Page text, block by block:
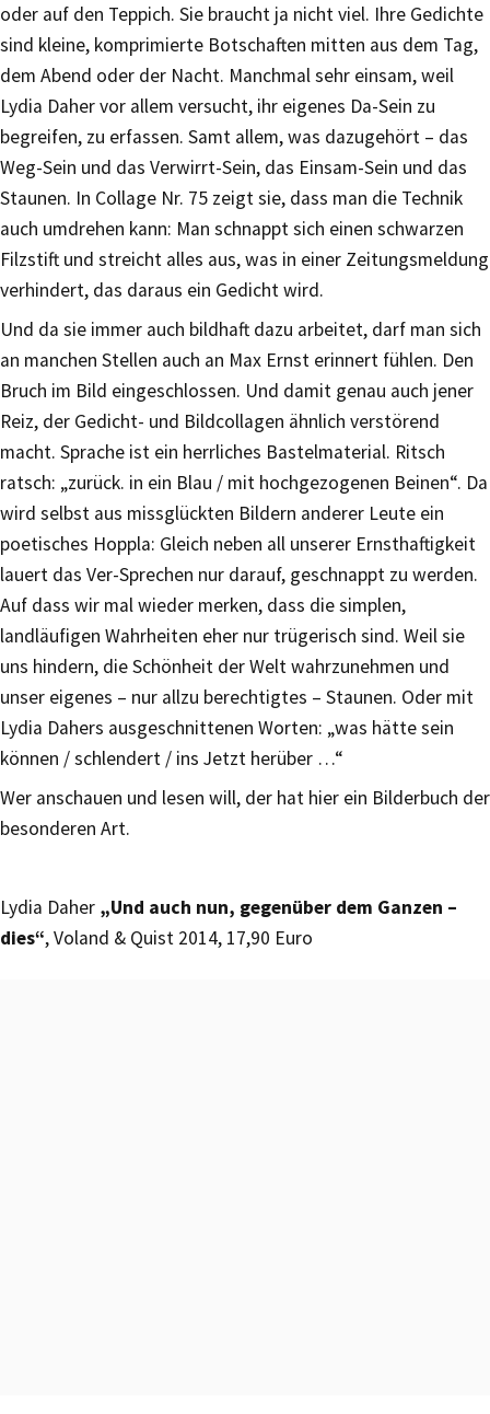
oder auf den Teppich. Sie braucht ja nicht viel. Ihre Gedichte
sind kleine, komprimierte Botschaften mitten aus dem Tag,
dem Abend oder der Nacht. Manchmal sehr einsam, weil
Lydia Daher vor allem versucht, ihr eigenes Da-Sein zu
begreifen, zu erfassen. Samt allem, was dazugehört – das
Weg-Sein und das Verwirrt-Sein, das Einsam-Sein und das
Staunen. In Collage Nr. 75 zeigt sie, dass man die Technik
auch umdrehen kann: Man schnappt sich einen schwarzen
Filzstift und streicht alles aus, was in einer Zeitungsmeldung
verhindert, das daraus ein Gedicht wird.
Und da sie immer auch bildhaft dazu arbeitet, darf man sich
an manchen Stellen auch an Max Ernst erinnert fühlen. Den
Bruch im Bild eingeschlossen. Und damit genau auch jener
Reiz, der Gedicht- und Bildcollagen ähnlich verstörend
macht. Sprache ist ein herrliches Bastelmaterial. Ritsch
ratsch: „zurück. in ein Blau / mit hochgezogenen Beinen“. Da
wird selbst aus missglückten Bildern anderer Leute ein
poetisches Hoppla: Gleich neben all unserer Ernsthaftigkeit
lauert das Ver-Sprechen nur darauf, geschnappt zu werden.
Auf dass wir mal wieder merken, dass die simplen,
landläufigen Wahrheiten eher nur trügerisch sind. Weil sie
uns hindern, die Schönheit der Welt wahrzunehmen und
unser eigenes – nur allzu berechtigtes – Staunen. Oder mit
Lydia Dahers ausgeschnittenen Worten: „was hätte sein
können / schlendert / ins Jetzt herüber …“
Wer anschauen und lesen will, der hat hier ein Bilderbuch der
besonderen Art.
Lydia Daher „Und auch nun, gegenüber dem Ganzen –
dies“, Voland & Quist 2014, 17,90 Euro